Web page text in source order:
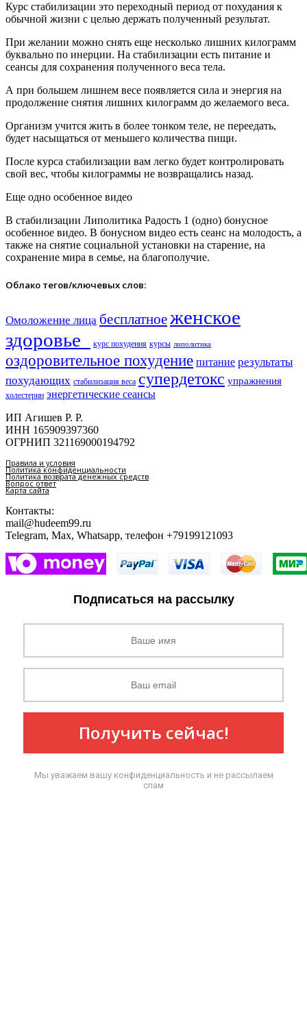
Курс стабилизации это переходный период от похудания к
обычной жизни с целью держать полученный результат.
При желании можно снять еще несколько лишних килограмм
буквально по инерции. На стабилизации есть питание и
сеансы для сохранения полученного веса тела.
А при большем лишнем весе появляется сила и энергия на
продолжение снятия лишних килограмм до желаемого веса.
Организм учится жить в более тонком теле, не переедать,
будет насыщаться от меньшего количества пищи.
После курса стабилизации вам легко будет контролировать
свой вес, чтобы килограммы не возвращались назад.
Еще одно особенное видео
В стабилизации Липолитика Радость 1 (одно) бонусное
особенное видео. В бонусном видео есть сеанс на молодость, а
также на снятие социальной установки на старение, на
сохранение мира в семье, на благополучие.
Облако тегов/ключевых слов:
Омоложение лица бесплатноеженское
здоровье​
курс похудения курсы липолитика
оздоровительное похудение питание результаты
похудающих стабилизация веса супердетокс упражнения
холестерин энергетические сеансы
ИП Агишев Р. Р.
ИНН 165909397360
ОГРНИП 321169000194792
Правила и условия
Политика конфиденциальности
Политика возврата денежных средств
Вопрос ответ
Карта сайта
Контакты:
mail@hudeem99.ru
Telegram, Max, Whatsapp, телефон +79199121093
Подписаться на рассылку
Получить сейчас!
Мы уважаем вашу конфиденциальность и не рассылаем
спам